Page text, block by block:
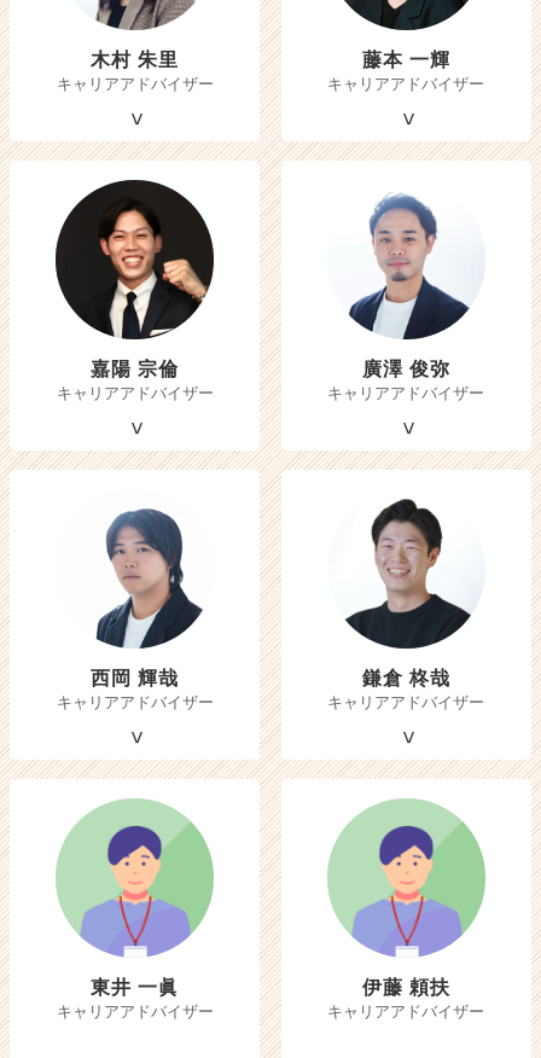
木村 朱里
キャリアアドバイザー
藤本 一輝
キャリアアドバイザー
嘉陽 宗倫
キャリアアドバイザー
廣澤 俊弥
キャリアアドバイザー
西岡 輝哉
キャリアアドバイザー
鎌倉 柊哉
キャリアアドバイザー
東井 一眞
キャリアアドバイザー
伊藤 頼扶
キャリアアドバイザー